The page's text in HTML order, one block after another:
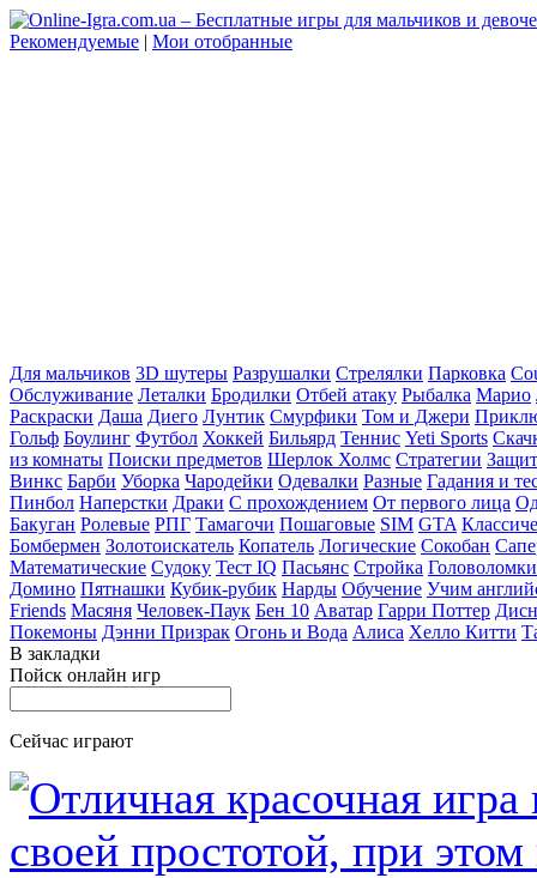
Рекомендуемые | Мои отобранные
Для мальчиков 3D шутеры Разрушалки Стрелялки Парковка
Обслуживание Леталки Бродилки Отбей атаку Рыбалка Марио
Раскраски Даша Диего Лунтик Смурфики Том и Джери
Гольф Боулинг Футбол Хоккей Бильярд Теннис Yeti Sports
из комнаты Поиски предметов Шерлок Холмс Стратегии
Винкс Барби Уборка Чародейки Одевалки Разные Гадания и
Пинбол Наперстки Драки С прохождением От первого лица
Бакуган Ролевые РПГ Тамагочи Пошаговые SIM GTA
Бомбермен Золотоискатель Копатель Логические Сокобан
Математические Судоку Тест IQ Пасьянс Стройка Головоломки
Домино Пятнашки Кубик-рубик Нарды Обучение Учим
Friends Масяня Человек-Паук Бен 10 Аватар Гарри Поттер
Покемоны Дэнни Призрак Огонь и Вода Алиса Хелло Китти
В закладки
Пойск онлайн игр
Сейчас играют